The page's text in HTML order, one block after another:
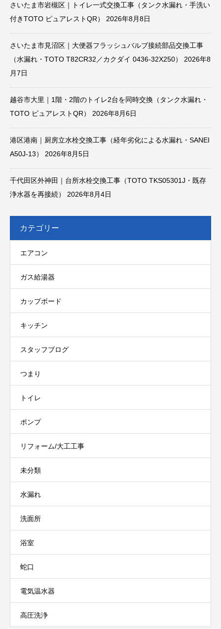
さいたま市岩槻区｜トイレ一式交換工事（タンク水漏れ・手洗い
付きTOTO ピュアレストQR）
2026年8月8日
さいたま市見沼区｜大便器フラッシュバルブ接続部品交換工事
（水漏れ・TOTO T82CR32／カクダイ 0436-32X250）
2026年8
月7日
越谷市大里｜1階・2階のトイレ2台を同時交換（タンク水漏れ・
TOTO ピュアレストQR）
2026年8月6日
港区港南｜厨房立水栓交換工事（経年劣化による水漏れ・SANEI
A50J-13）
2026年8月5日
千代田区外神田｜台所水栓交換工事（TOTO TKS05301J・既存
浄水器を再接続）
2026年8月4日
カテゴリー
エアコン
ガス給湯器
カップボード
キッチン
スタッフブログ
つまり
トイレ
ポンプ
リフォーム/大工工事
未分類
水漏れ
洗面所
浴室
蛇口
電気温水器
高圧洗浄